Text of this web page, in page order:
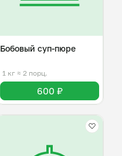
Бобовый суп-пюре
1 кг ≈ 2 порц.
600 ₽